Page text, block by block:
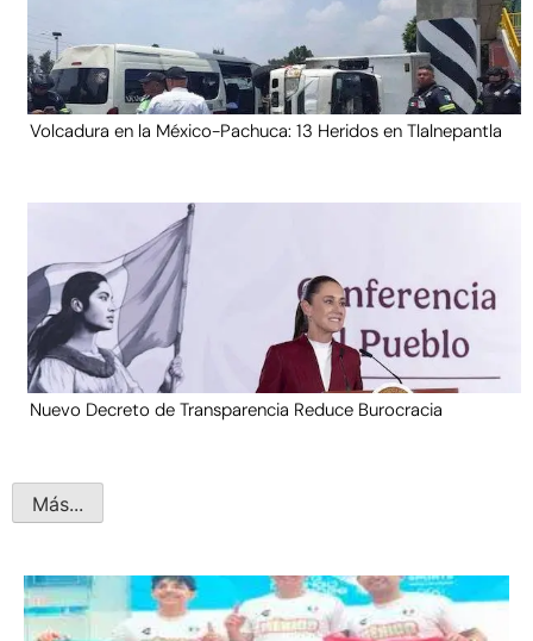
Volcadura en la México-Pachuca: 13 Heridos en Tlalnepantla
Nuevo Decreto de Transparencia Reduce Burocracia
Más...